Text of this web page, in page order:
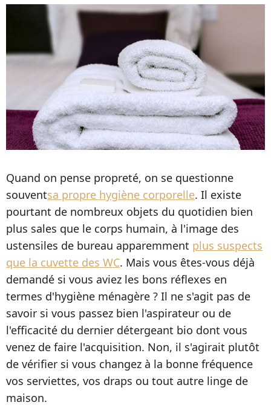
Quand on pense propreté, on se questionne
souventsa propre hygiène corporelle. Il existe
pourtant de nombreux objets du quotidien bien
plus sales que le corps humain, à l'image des
ustensiles de bureau apparemment plus suspects
que la cuvette des WC. Mais vous êtes-vous déjà
demandé si vous aviez les bons réflexes en
termes d'hygiène ménagère ? Il ne s'agit pas de
savoir si vous passez bien l'aspirateur ou de
l'efficacité du dernier détergeant bio dont vous
venez de faire l'acquisition. Non, il s'agirait plutôt
de vérifier si vous changez à la bonne fréquence
vos serviettes, vos draps ou tout autre linge de
maison.